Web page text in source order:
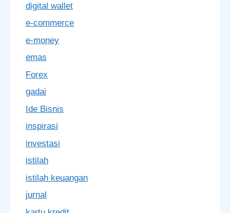
digital wallet
e-commerce
e-money
emas
Forex
gadai
Ide Bisnis
inspirasi
investasi
istilah
istilah keuangan
jurnal